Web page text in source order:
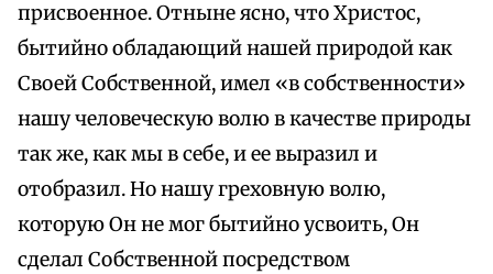
присвоенное. Отныне ясно, что Христос,
бытийно обладающий нашей природой как
Своей Собственной, имел «в собственности»
нашу человеческую волю в качестве природы
так же, как мы в себе, и ее выразил и
отобразил. Но нашу греховную волю,
которую Он не мог бытийно усвоить, Он
сделал Собственной посредством